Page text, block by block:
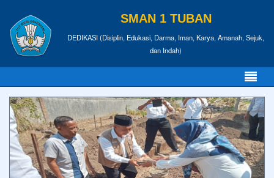
SMAN 1 TUBAN
DEDIKASI (Disiplin, Edukasi, Darma, Iman, Karya, Amanah, Sejuk,
dan Indah)